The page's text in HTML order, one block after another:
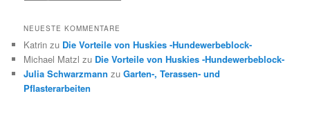
NEUESTE KOMMENTARE
Katrin zu Die Vorteile von Huskies -Hundewerbeblock-
Michael Matzl zu Die Vorteile von Huskies -Hundewerbeblock-
Julia Schwarzmann zuGarten-, Terassen- und
Pflasterarbeiten